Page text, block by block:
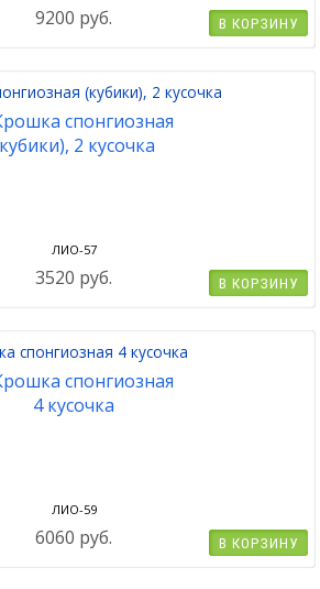
9200 руб. В КОРЗИНУ
(кубики), 2 кусочка
ЛИО-57
3520 руб. В КОРЗИНУ
спонгиозная 4 кусочка
ЛИО-59
6060 руб. В КОРЗИНУ